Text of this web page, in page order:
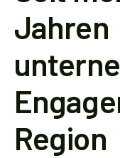
Jahren
Region